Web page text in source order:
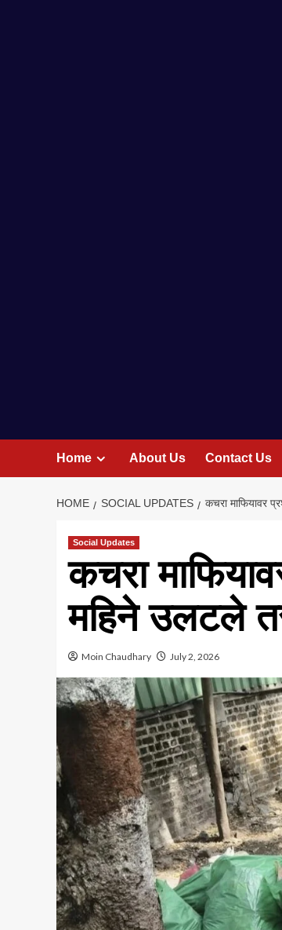
Home About Us Contact Us
HOME SOCIAL UPDATES कचरा माफियावर
Social Updates
कचरा
महिने उलटले
Moin Chaudhary July 2, 2026